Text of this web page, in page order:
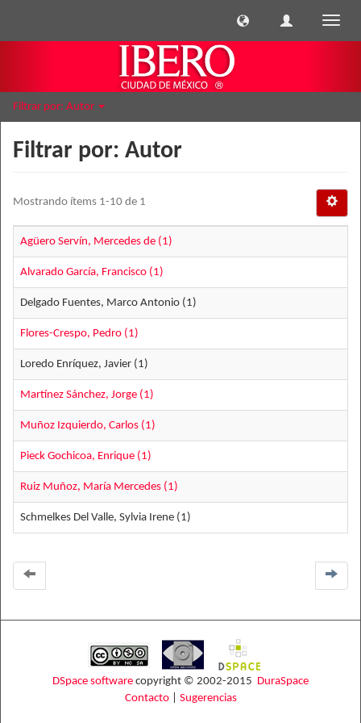
Filtrar por: Autor
Filtrar por: Autor
Mostrando ítems 1-10 de 1
Agüero Servín, Mercedes de (1)
Alvarado García, Francisco (1)
Delgado Fuentes, Marco Antonio (1)
Flores-Crespo, Pedro (1)
Loredo Enríquez, Javier (1)
Martínez Sánchez, Jorge (1)
Muñoz Izquierdo, Carlos (1)
Pieck Gochicoa, Enrique (1)
Ruiz Muñoz, María Mercedes (1)
Schmelkes Del Valle, Sylvia Irene (1)
DSpace software copyright © 2002-2015 DuraSpace
Contacto| Sugerencias